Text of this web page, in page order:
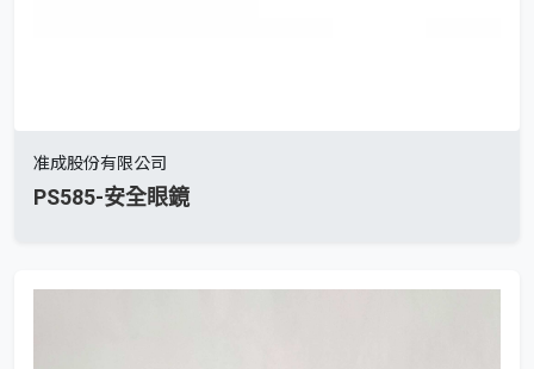
准成股份有限公司
PS585-安全眼鏡